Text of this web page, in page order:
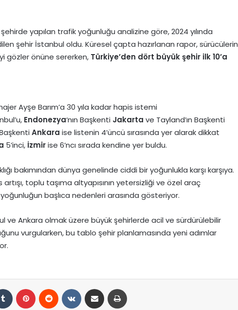
yapılan trafik yoğunluğu analizine göre, 2024 yılında
şehir İstanbul oldu. Küresel çapta hazırlanan rapor, sürücülerin
gözler önüne sererken, Türkiye’den dört büyük şehir ilk 10’a
Ayşe Barım’a 30 yıla kadar hapis istemi
Endonezya‘nın Başkenti Jakarta ve Tayland’ın Başkenti
Ankara ise listenin 4’üncü sırasında yer alarak dikkat
5’inci, İzmirise 6’ncı sırada kendine yer buldu.
bakımından dünya genelinde ciddi bir yoğunlukla karşı karşıya.
artışı, toplu taşıma altyapısının yetersizliği ve özel araç
yoğunluğun başlıca nedenleri arasında gösteriyor.
ve Ankara olmak üzere büyük şehirlerde acil ve sürdürülebilir
vurgularken, bu tablo şehir planlamasında yeni adımlar
Tumblr Pinterest Reddit VKontakteE-Posta ile paylaş